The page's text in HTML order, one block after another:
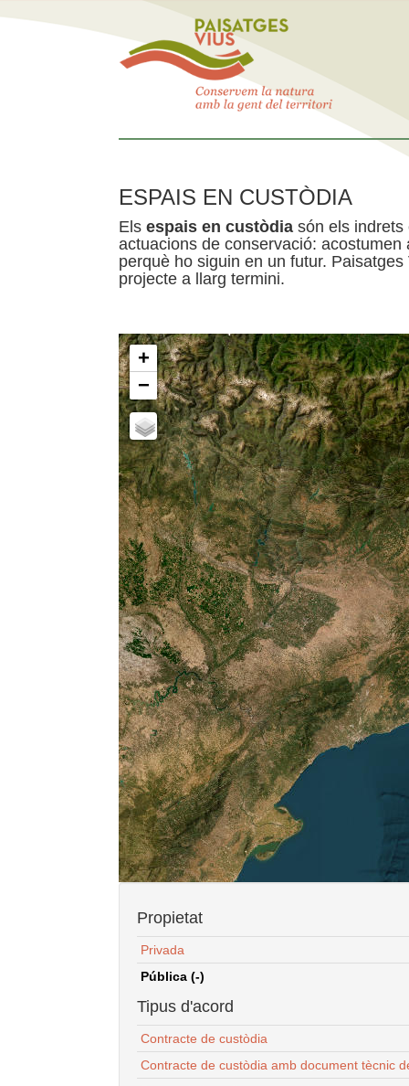
ESPAIS EN CUSTÒDIA
Els espais en custòdia són els indrets
actuacions de conservació:
perquè ho siguin en un futur.
projecte a llarg termini.
+
−
Propietat
Privada
Pública (-)
Tipus d'acord
Contracte de custòdia
Contracte de custòdia amb document tècnic